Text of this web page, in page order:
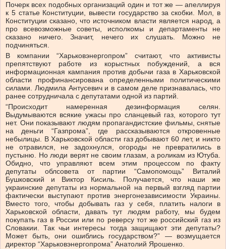
Почерк всех подобных организаций один и тот же — апеллируя
к 5 статье Конституции, вывести государство за скобки. Мол, в
Конституции сказано, что источником власти является народ, а
про всевозможные советы, исполкомы и департаменты не
сказано ничего. Значит, нечего их слушать. Можно не
подчиняться.
В компании “Харьковэнергопром” считают, что активисты
препятствуют работе из корыстных побуждений, а вся
информационная кампания против добычи газа в Харьковской
области профинансирована определенными политическими
силами. Людмила Антусевич и в самом деле признавалась, что
ранее сотрудничала с депутатами одной из партий.
“Происходит намеренная дезинформация селян.
Выдумываются всякие ужасы про сланцевый газ, которого тут
нет. Они показывают людям пропагандистские фильмы, снятые
на деньги “Газпрома”, где рассказываются откровенные
небылицы. В Харьковской области газ добывают 60 лет, и никто
не отравился, не задохнулся, огороды не превратились в
пустыню. Но люди верят не своим глазам, а роликам из Ютуба.
Обидно, что управляют всем этим процессом по факту
депутаты облсовета от партии “Самопомощь” Виталий
Бушковский и Виктор Кисиль. Получается, что наши же
украинские депутаты из нормальной на первый взгляд партии
фактически выступают против энергонезависимости Украины.
Вместо того, чтобы добывать газ у себя, платить налоги в
Харьковской области, давать тут людям работу, мы будем
покупать газ в России или по реверсу тот же российский газ из
Словакии. Так чьи интересы тогда защищают эти депутаты?
Может быть, они ошиблись государством?” — возмущается
директор “Харьковэнергопрома” Анатолий Ярошенко.